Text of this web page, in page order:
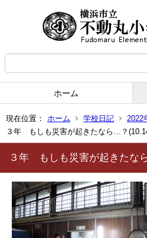
ホーム
現在位置： ホーム 学校日記
2022
３年 もしも災害が起きたなら…？
３年 もしも災害が起きたな